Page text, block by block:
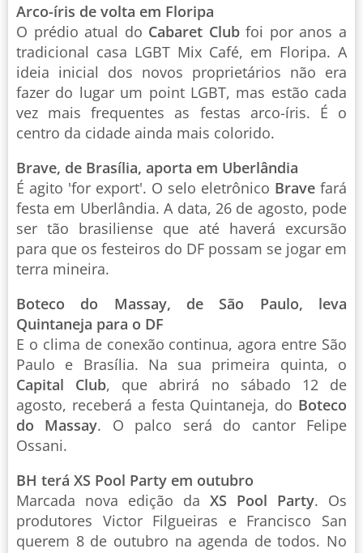
Arco-íris de volta em Floripa
O prédio atual do Cabaret Clubfoi por anos a
tradicional casa LGBT Mix Café, em Floripa. A
ideia inicial dos novos proprietários não era
fazer do lugar um point LGBT, mas estão cada
vez mais frequentes as festas arco-íris. É o
centro da cidade ainda mais colorido.
Brave, de Brasília, aporta em Uberlândia
É agito 'for export'. O selo eletrônico Brave fará
festa em Uberlândia. A data, 26 de agosto, pode
ser tão brasiliense que até haverá excursão
para que os festeiros do DF possam se jogar em
terra mineira.
Boteco do Massay, de São Paulo, leva
Quintaneja para o DF
E o clima de conexão continua, agora entre São
Paulo e Brasília. Na sua primeira quinta, o
Capital Club, que abrirá no sábado 12 de
agosto, receberá a festa Quintaneja, do Boteco
do Massay. O palco será do cantor Felipe
Ossani.
BH terá XS Pool Party em outubro
Marcada nova edição da XS Pool Party. Os
produtores Victor Filgueiras e Francisco San
querem 8 de outubro na agenda de todos. No